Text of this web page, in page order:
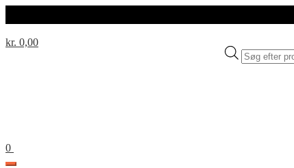
Products
search
kr. 0,00
0